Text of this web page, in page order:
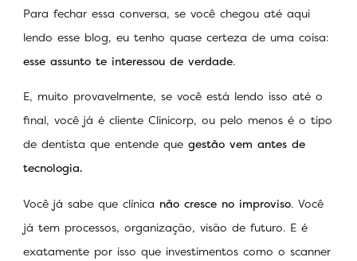
Para fechar essa conversa, se você chegou até aqui
lendo esse blog, eu tenho quase certeza de uma coisa:
esse assunto te interessou de verdade.
E, muito provavelmente, se você está lendo isso até o
final, você já é cliente Clinicorp, ou pelo menos é o tipo
de dentista que entende que gestão vem antes de
tecnologia.
Você já sabe que clínica não cresce no improviso. Você
já tem processos, organização, visão de futuro. E é
exatamente por isso que investimentos como o scanner